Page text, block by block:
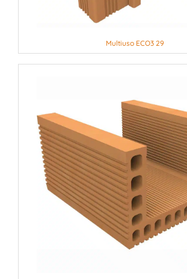
Multiuso ECO3 29